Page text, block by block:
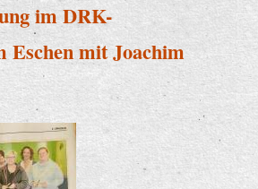
im DRK-
Eschen mit Joachim